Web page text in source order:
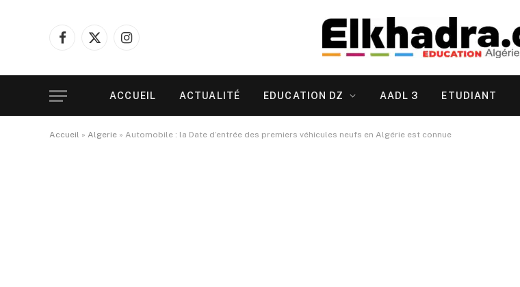
Facebook
X
Instagram
ACCUEIL ACTUALITÉ EDUCATION DZ AADL 3 ETUDIANT
Accueil » Algerie » Automobile : la Date d’entrée des premiers véhicules neufs en Algérie est connue